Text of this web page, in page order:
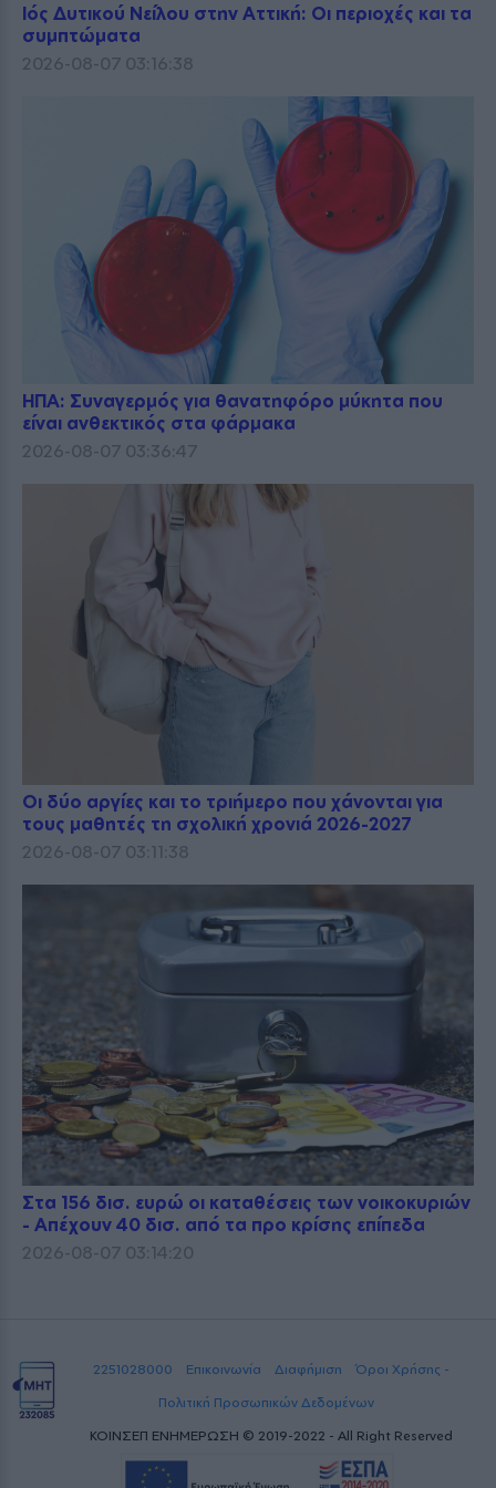
Ιός Δυτικού Νείλου στην Αττική: Οι περιοχές και τα
συμπτώματα
2026-08-07 03:16:38
ΗΠΑ: Συναγερμός για θανατηφόρο μύκητα που
είναι ανθεκτικός στα φάρμακα
2026-08-07 03:36:47
Οι δύο αργίες και το τριήμερο που χάνονται για
τους μαθητές τη σχολική χρονιά 2026-2027
2026-08-07 03:11:38
Στα 156 δισ. ευρώ οι καταθέσεις των νοικοκυριών
- Απέχουν 40 δισ. από τα προ κρίσης επίπεδα
2026-08-07 03:14:20
2251028000 Επικοινωνία Διαφήμιση
Όροι Χρήσης -
Πολιτική Προσωπικών Δεδομένων
ΚΟΙΝΣΕΠ ΕΝΗΜΕΡΩΣΗ © 2019-2022 - All Right Reserved